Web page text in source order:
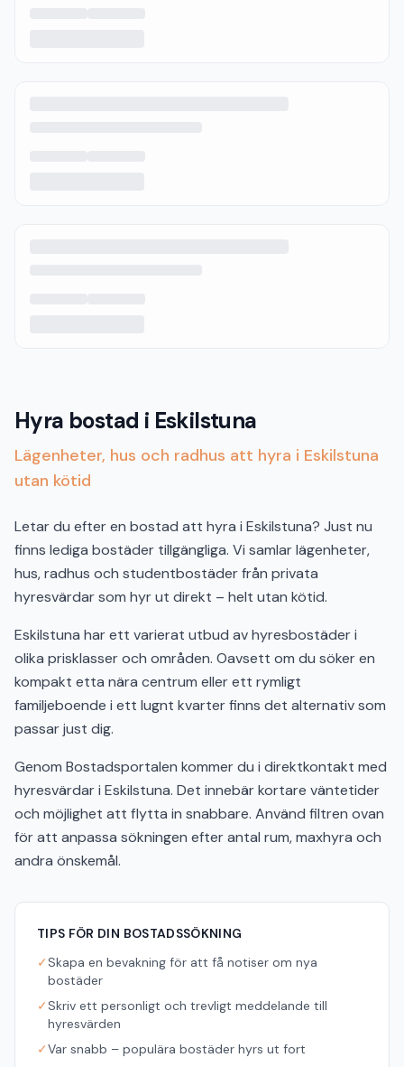
Hyra bostad i Eskilstuna
Lägenheter, hus och radhus att hyra i Eskilstuna
utan kötid
Letar du efter en bostad att hyra i Eskilstuna? Just nu
finns lediga bostäder tillgängliga. Vi samlar lägenheter,
hus, radhus och studentbostäder från privata
hyresvärdar som hyr ut direkt – helt utan kötid.
Eskilstuna har ett varierat utbud av hyresbostäder i
olika prisklasser och områden. Oavsett om du söker en
kompakt etta nära centrum eller ett rymligt
familjeboende i ett lugnt kvarter finns det alternativ som
passar just dig.
Genom Bostadsportalen kommer du i direktkontakt med
hyresvärdar i Eskilstuna. Det innebär kortare väntetider
och möjlighet att flytta in snabbare. Använd filtren ovan
för att anpassa sökningen efter antal rum, maxhyra och
andra önskemål.
TIPS FÖR DIN BOSTADSSÖKNING
✓Skapa en bevakning för att få notiser om nya
bostäder
✓Skriv ett personligt och trevligt meddelande till
hyresvärden
✓Var snabb – populära bostäder hyrs ut fort